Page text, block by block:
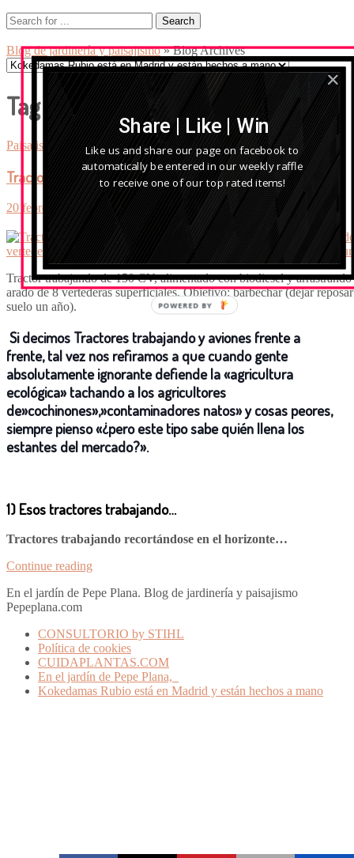
Blog de jardinería y paisajismo» Blog Archives
Tag Archives:Tractores trabajando
Paisajismo Tractores trabajando
Tractores trabajando y aviones frente a frente…
20 febrero, 2016 Published by:pepeplana
Tractor trabajando de 150 CV, alimentado con biodiesel y
arado de 8 vertederas superficiales. Objetivo: barbechar (dejar
suelo un año).
Si decimos Tractores trabajando y aviones frente a
frente, tal vez nos refiramos a que cuando gente
absolutamente ignorante defiende la «agricultura
ecológica» tachando a los agricultores
de»cochinones»,»contaminadores natos» y cosas peores,
siempre pienso «¿pero este tipo sabe quién llena los
estantes del mercado?».
1) Esos tractores trabajando…
Tractores trabajando recortándose en el horizonte…
Continue reading
En el jardín de Pepe Plana. Blog de jardinería y paisajismo
Pepeplana.com
CONSULTORIO by STIHL
Política de cookies
CUIDAPLANTAS.COM
En el jardín de Pepe Plana,
Kokedamas Rubio está en Madrid y están hechos a mano
Share | Like | Win
Like us and share our page on facebook to
automatically be entered in our weekly raffle
to receive one of our top rated items!
POWERED BY